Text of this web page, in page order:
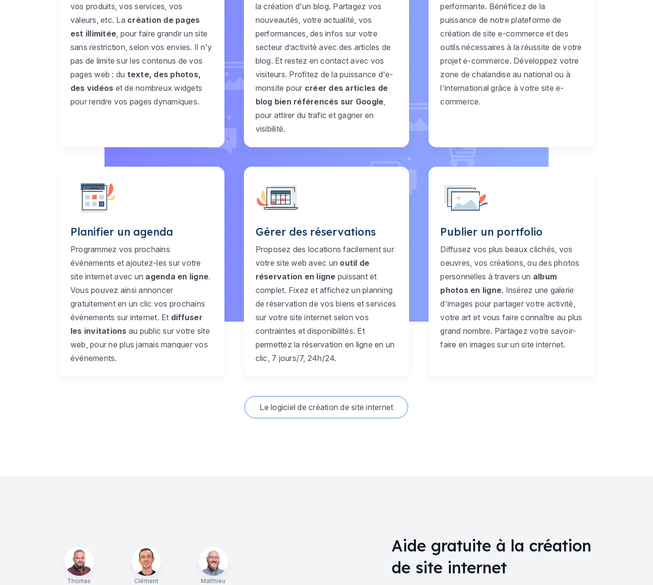
vos produits, vos services, vos
valeurs, etc. La création de pages
est illimitée , pour faire grandir un site
sans restriction, selon vos envies. Il n'y
pas de limite sur les contenus de vos
pages web : du texte, des photos,
des vidéos et de nombreux widgets
pour rendre vos pages dynamiques.
la création d'un blog. Partagez vos
nouveautés, votre actualité, vos
performances, des infos sur votre
secteur d’activité avec des articles de
blog. Et restez en contact avec vos
visiteurs. Profitez de la puissance d'e-
monsite pour créer des articles de
blog bien référencés sur Google
pour attirer du trafic et gagner en
visibilité.
performante. Bénéficez de la
puissance de notre plateforme de
création de site e-commerce et des
outils nécessaires à la réussite de votre
projet e-commerce. Développez votre
zone de chalandise au national ou à
l'international grâce à votre site e-
commerce.
Planifier un agenda
Programmez vos prochains
événements et ajoutez-les sur votre
site internet avec un agenda en ligne.
Vous pouvez ainsi annoncer
gratuitement en un clic vos prochains
événements sur internet. Et diffuser
les invitations au public sur votre site
web, pour ne plus jamais manquer vos
événements.
Gérer des réservations
Proposez des locations facilement sur
votre site web avec un outil de
réservation en ligne puissant et
complet. Fixez et affichez un planning
de réservation de vos biens et services
sur votre site internet selon vos
contraintes et disponibilités. Et
permettez la réservation en ligne en un
clic, 7 jours/7, 24h/24.
Publier un portfolio
Diffusez vos plus beaux clichés, vos
oeuvres, vos créations, ou des photos
personnelles à travers un album
photos en ligne. Insérez une galerie
d'images pour partager votre activité,
votre art et vous faire connaître au plus
grand nombre. Partagez votre savoir-
faire en images sur un site internet.
Le logiciel de création de site internet
Thomas Clément Matthieu
Aide gratuite à la création
de site internet